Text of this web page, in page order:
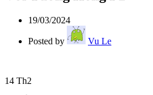
19/03/2024
Posted by Vu Le
14 Th2